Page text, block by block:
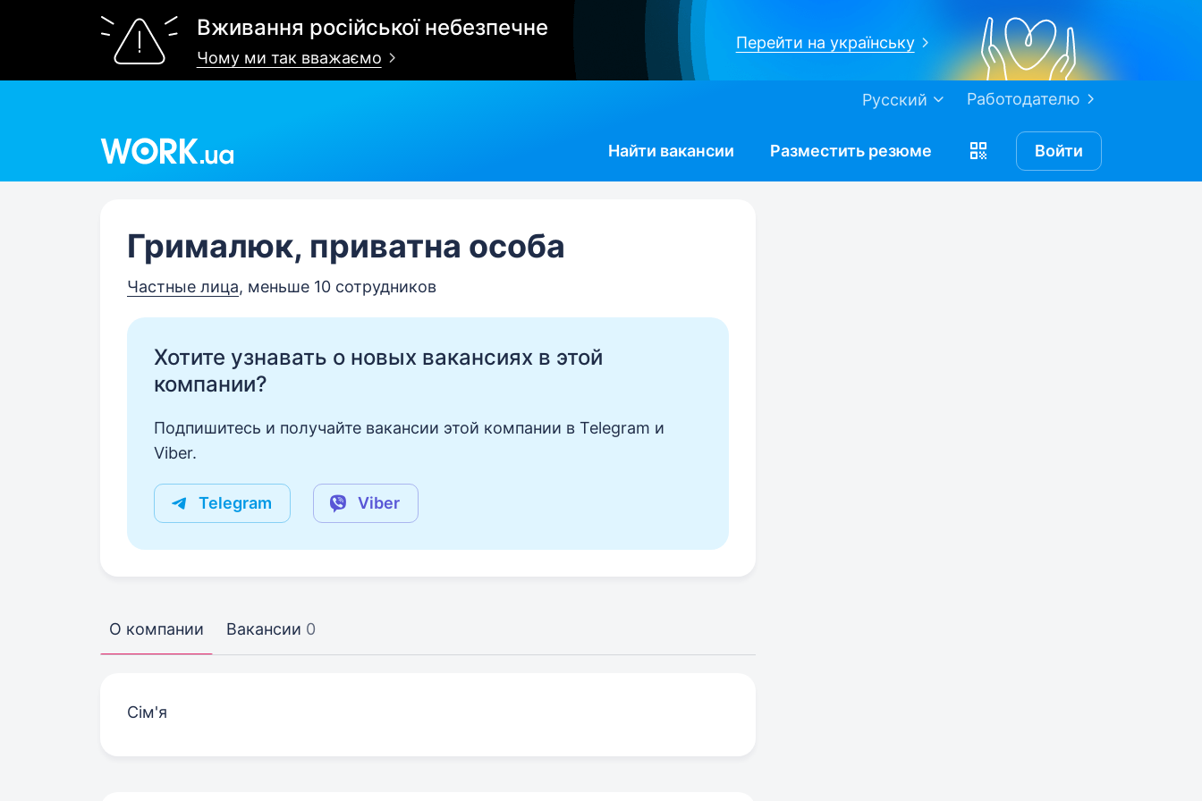
Вживання російської небезпечне
Чому ми так вважаємо
Перейти на українську
Работодателю
Русский
Найти вакансии Разместить резюме Войти
Грималюк, приватна особа
Частные лица, меньше 10 сотрудников
Хотите узнавать о новых вакансиях в этой
компании?
Подпишитесь и получайте вакансии этой компании в Telegram и
Viber.
Telegram Viber
О компании Вакансии 0
Сім'я